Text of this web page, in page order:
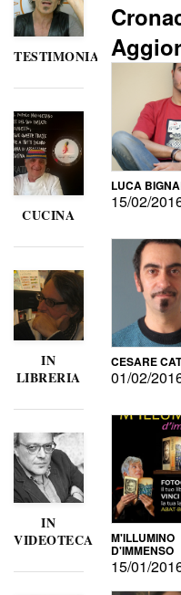
TESTIMONIANZE
CUCINA
IN
LIBRERIA
IN
VIDEOTECA
LUCA
15/02/
CESARE
01/02/
M'ILLUMINO
D'IMMENSO
15/01/